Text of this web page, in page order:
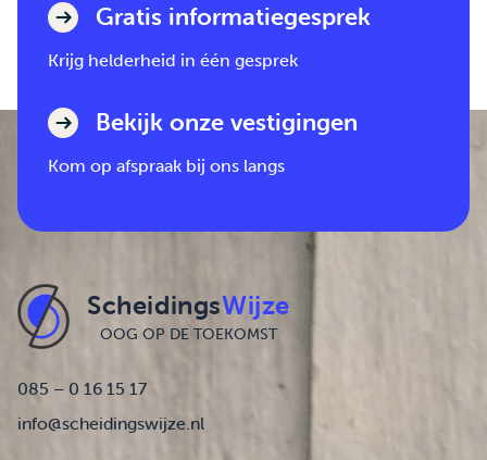
Gratis informatiegesprek
Krijg helderheid in één gesprek
Bekijk onze vestigingen
Kom op afspraak bij ons langs
ScheidingsWijze
OOG OP DE TOEKOMST
085 – 0 16 15 17
info@scheidingswijze.nl